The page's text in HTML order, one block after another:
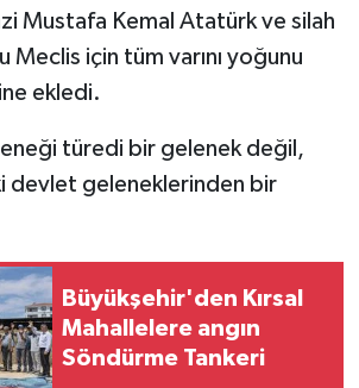
Mustafa Kemal Atatürk ve silah
Meclis için tüm varını yoğunu
ekledi.
türedi bir gelenek değil,
devlet geleneklerinden bir
Büyükşehir'den Kırsal
Mahallelere angın
Söndürme Tankeri